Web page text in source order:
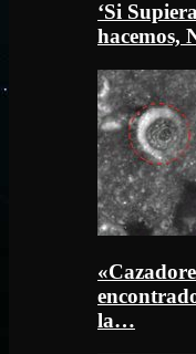
‘Si
la…